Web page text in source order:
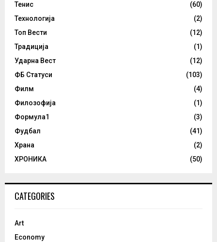
Тенис
(60)
Технологија
(2)
Топ Вести
(12)
Традиција
(1)
Ударна Вест
(12)
ФБ Статуси
(103)
Филм
(4)
Филозофија
(1)
Формула1
(3)
Фудбал
(41)
Храна
(2)
ХРОНИКА
(50)
CATEGORIES
Art
Economy